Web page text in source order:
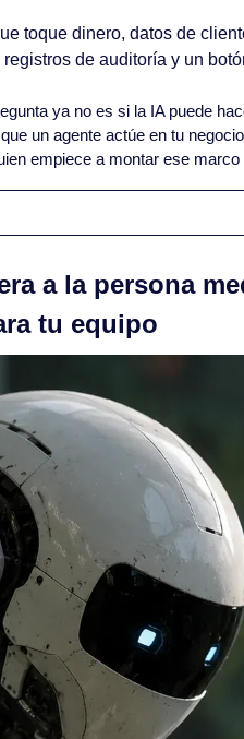
toque dinero, datos de
de auditoría y un
ya no es si la IA puede
un agente actúe en tu
empiece a montar ese
a la persona
tu equipo